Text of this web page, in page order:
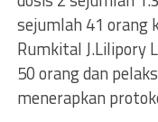
sejumlah 41 orang
Rumkital J.Lilipory
50 orang dan
menerapkan